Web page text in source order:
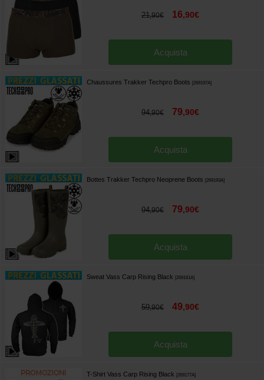
21,90€ 16,90€
Acquista
Chaussures Trakker Techpro Boots 269197A]
94,90€ 79,90€
Acquista
Bottes Trakker Techpro Neoprene Boots 269193A]
94,90€ 79,90€
Acquista
Sweat Vass Carp Rising Black 269181A]
59,90€ 49,90€
Acquista
T-Shirt Vass Carp Rising Black 269177A]